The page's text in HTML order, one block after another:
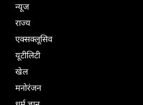
न्यूज
राज्य
एक्सक्लूसिव
यूटीलिटी
खेल
मनोरंजन